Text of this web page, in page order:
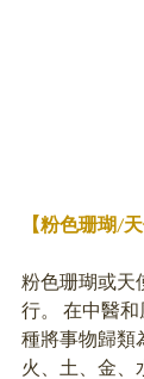
【粉色珊瑚/
粉色珊瑚或天
行。 在中醫
種將事物歸類
火、土、金、